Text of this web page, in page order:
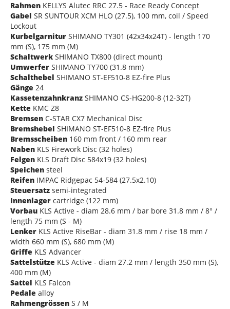
Rahmen KELLYS Alutec RRC 27.5 - Race Ready Concept
Gabel SR SUNTOUR XCM HLO (27.5), 100 mm, coil / Speed
Lockout
Kurbelgarnitur SHIMANO TY301 (42x34x24T) - length 170
mm (S), 175 mm (M)
Schaltwerk SHIMANO TX800 (direct mount)
Umwerfer SHIMANO TY700 (31.8 mm)
Schalthebel SHIMANO ST-EF510-8 EZ-fire Plus
Gänge 24
Kassetenzahnkranz SHIMANO CS-HG200-8 (12-32T)
Kette KMC Z8
Bremsen C-STAR CX7 Mechanical Disc
Bremshebel SHIMANO ST-EF510-8 EZ-fire Plus
Bremsscheiben 160 mm front / 160 mm rear
Naben KLS Firework Disc (32 holes)
Felgen KLS Draft Disc 584x19 (32 holes)
Speichen steel
Reifen IMPAC Ridgepac 54-584 (27.5x2.10)
Steuersatz semi-integrated
Innenlager cartridge (122 mm)
Vorbau KLS Active - diam 28.6 mm / bar bore 31.8 mm / 8° /
length 75 mm (S - M)
Lenker KLS Active RiseBar - diam 31.8 mm / rise 18 mm /
width 660 mm (S), 680 mm (M)
Griffe KLS Advancer
Sattelstütze KLS Active - diam 27.2 mm / length 350 mm (S),
400 mm (M)
Sattel KLS Falcon
Pedale alloy
Rahmengrössen S / M